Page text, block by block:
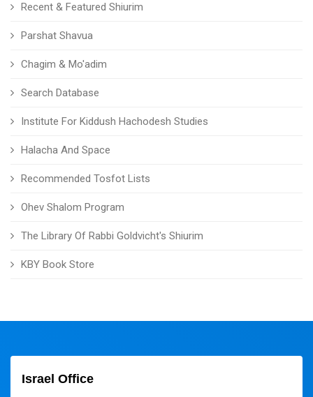
Recent & Featured Shiurim
Parshat Shavua
Chagim & Mo'adim
Search Database
Institute For Kiddush Hachodesh Studies
Halacha And Space
Recommended Tosfot Lists
Ohev Shalom Program
The Library Of Rabbi Goldvicht's Shiurim
KBY Book Store
Israel Office